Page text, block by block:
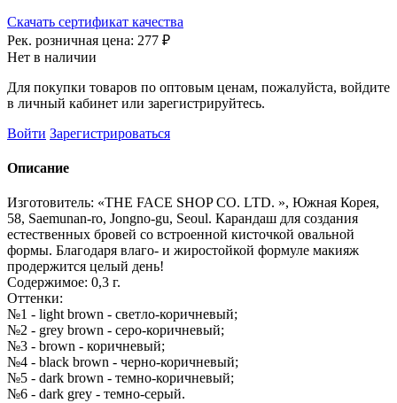
Скачать сертификат качества
Рек. розничная цена: 277 ₽
Нет в наличии
Для покупки товаров по оптовым ценам, пожалуйста, войдите
в личный кабинет или зарегистрируйтесь.
Войти Зарегистрироваться
Описание
Изготовитель: «THE FACE SHOP CO. LTD. », Южная Корея,
58, Saemunan-ro, Jongno-gu, Seoul. Карандаш для создания
естественных бровей со встроенной кисточкой овальной
формы. Благодаря влаго- и жиростойкой формуле макияж
продержится целый день!
Содержимое: 0,3 г.
Оттенки:
№1 - light brown - светло-коричневый;
№2 - grey brown - серо-коричневый;
№3 - brown - коричневый;
№4 - black brown - черно-коричневый;
№5 - dark brown - темно-коричневый;
№6 - dark grey - темно-серый.